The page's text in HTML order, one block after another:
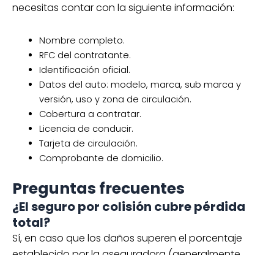
necesitas contar con la siguiente información:
Nombre completo.
RFC del contratante.
Identificación oficial.
Datos del auto: modelo, marca, sub marca y
versión, uso y zona de circulación.
Cobertura a contratar.
Licencia de conducir.
Tarjeta de circulación.
Comprobante de domicilio.
Preguntas frecuentes
¿El seguro por colisión cubre pérdida
total?
Sí, en caso que los daños superen el porcentaje